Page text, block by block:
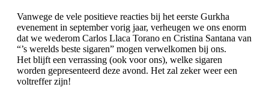
Vanwege de vele positieve reacties bij het eerste Gurkha
evenement in september vorig jaar, verheugen we ons enorm
dat we wederom Carlos Llaca Torano en Cristina Santana van
“’s werelds beste sigaren” mogen verwelkomen bij ons.
Het blijft een verrassing (ook voor ons), welke sigaren
worden gepresenteerd deze avond. Het zal zeker weer een
voltreffer zijn!